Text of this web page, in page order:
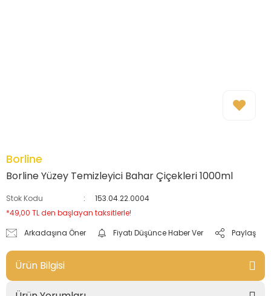
Borline
Borline Yüzey Temizleyici Bahar Çiçekleri 1000ml
Stok Kodu
153.04.22.0004
*49,00 TL den başlayan taksitlerle!
Arkadaşına Öner
Fiyatı Düşünce Haber Ver Paylaş
Ürün Bilgisi